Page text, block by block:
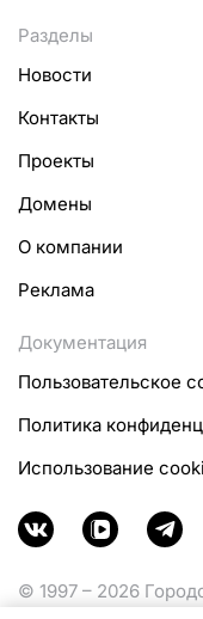
Разделы
Новости
Контакты
Проекты
Домены
О компании
Реклама
Документация
Пользовательское
Политика
Использование
© 1997 – 2026